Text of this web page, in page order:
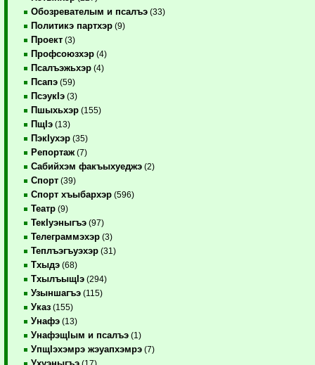
Обозревателым и псалъэ (33)
Политикэ партхэр (9)
Проект (3)
Профсоюзхэр (4)
Псалъэжьхэр (4)
Псапэ (59)
ПсэукIэ (3)
Пшыхьхэр (155)
ПщIэ (13)
ПэкIухэр (35)
Репортаж (7)
Сабийхэм факъыхуеджэ (2)
Спорт (39)
Спорт хъыбархэр (596)
Театр (9)
ТекIуэныгъэ (97)
Телеграммэхэр (3)
Теплъэгъуэхэр (31)
Тхыдэ (68)
ТхылъыщIэ (294)
Узыншагъэ (115)
Указ (155)
Унафэ (13)
УнафэщIым и псалъэ (1)
УпщIэхэмрэ жэуапхэмрэ (7)
(17)